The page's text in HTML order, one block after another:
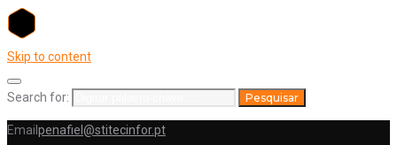
Skip to content
Search for: Pesquisar
Email penafiel@stitecinfor.pt